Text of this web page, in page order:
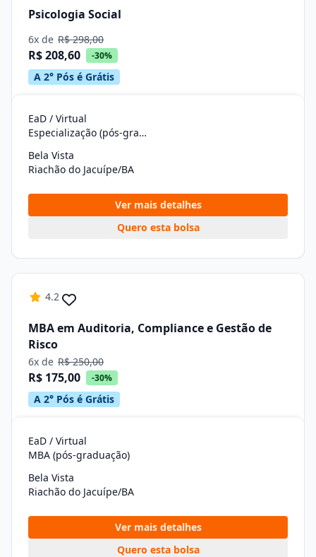
Psicologia Social
6x de R$ 298,00
R$ 208,60 -30%
A 2° Pós é Grátis
EaD / Virtual
Especialização (pós-graduação)
Bela Vista
Riachão do Jacuípe/BA
Ver mais detalhes
Quero esta bolsa
4.2
MBA em Auditoria, Compliance e Gestão de
Risco
6x de R$ 250,00
R$ 175,00 -30%
A 2° Pós é Grátis
EaD / Virtual
MBA (pós-graduação)
Bela Vista
Riachão do Jacuípe/BA
Ver mais detalhes
Quero esta bolsa